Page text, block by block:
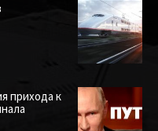
прихода к